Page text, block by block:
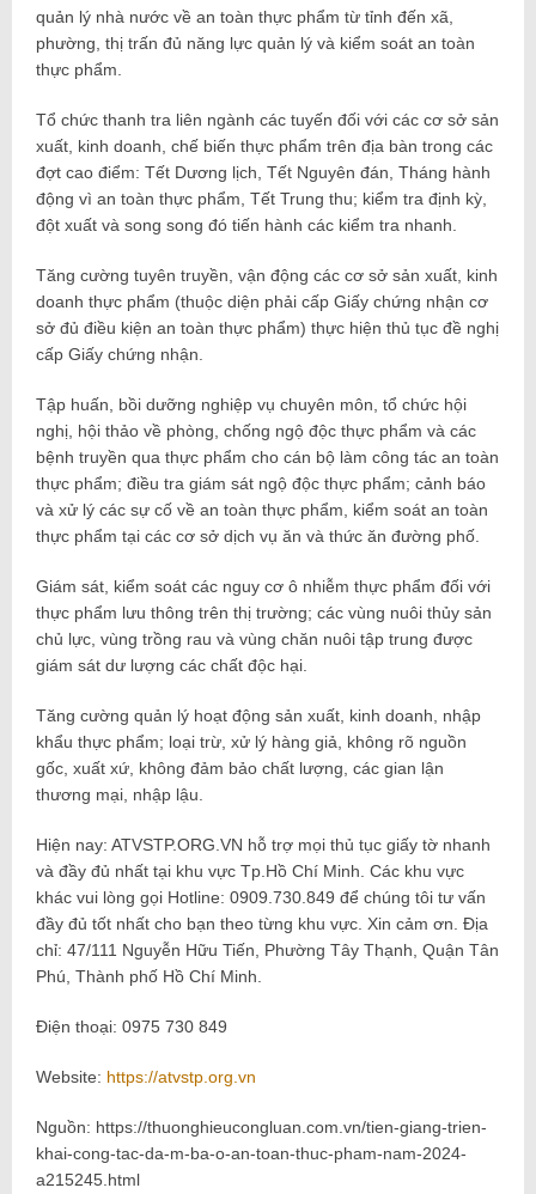
quản lý nhà nước về an toàn thực phẩm từ tỉnh đến xã,
phường, thị trấn đủ năng lực quản lý và kiểm soát an toàn
thực phẩm.
Tổ chức thanh tra liên ngành các tuyến đối với các cơ sở sản
xuất, kinh doanh, chế biến thực phẩm trên địa bàn trong các
đợt cao điểm: Tết Dương lịch, Tết Nguyên đán, Tháng hành
động vì an toàn thực phẩm, Tết Trung thu; kiểm tra định kỳ,
đột xuất và song song đó tiến hành các kiểm tra nhanh.
Tăng cường tuyên truyền, vận động các cơ sở sản xuất, kinh
doanh thực phẩm (thuộc diện phải cấp Giấy chứng nhận cơ
sở đủ điều kiện an toàn thực phẩm) thực hiện thủ tục đề nghị
cấp Giấy chứng nhận.
Tập huấn, bồi dưỡng nghiệp vụ chuyên môn, tổ chức hội
nghị, hội thảo về phòng, chống ngộ độc thực phẩm và các
bệnh truyền qua thực phẩm cho cán bộ làm công tác an toàn
thực phẩm; điều tra giám sát ngộ độc thực phẩm; cảnh báo
và xử lý các sự cố về an toàn thực phẩm, kiểm soát an toàn
thực phẩm tại các cơ sở dịch vụ ăn và thức ăn đường phố.
Giám sát, kiểm soát các nguy cơ ô nhiễm thực phẩm đối với
thực phẩm lưu thông trên thị trường; các vùng nuôi thủy sản
chủ lực, vùng trồng rau và vùng chăn nuôi tập trung được
giám sát dư lượng các chất độc hại.
Tăng cường quản lý hoạt động sản xuất, kinh doanh, nhập
khẩu thực phẩm; loại trừ, xử lý hàng giả, không rõ nguồn
gốc, xuất xứ, không đảm bảo chất lượng, các gian lận
thương mại, nhập lậu.
Hiện nay: ATVSTP.ORG.VN hỗ trợ mọi thủ tục giấy tờ nhanh
và đầy đủ nhất tại khu vực Tp.Hồ Chí Minh. Các khu vực
khác vui lòng gọi Hotline: 0909.730.849 để chúng tôi tư vấn
đầy đủ tốt nhất cho bạn theo từng khu vực. Xin cảm ơn. Địa
chỉ: 47/111 Nguyễn Hữu Tiến, Phường Tây Thạnh, Quận Tân
Phú, Thành phố Hồ Chí Minh.
Điện thoại: 0975 730 849
Website: https://atvstp.org.vn
Nguồn: https://thuonghieucongluan.com.vn/tien-giang-trien-
khai-cong-tac-da-m-ba-o-an-toan-thuc-pham-nam-2024-
a215245.html